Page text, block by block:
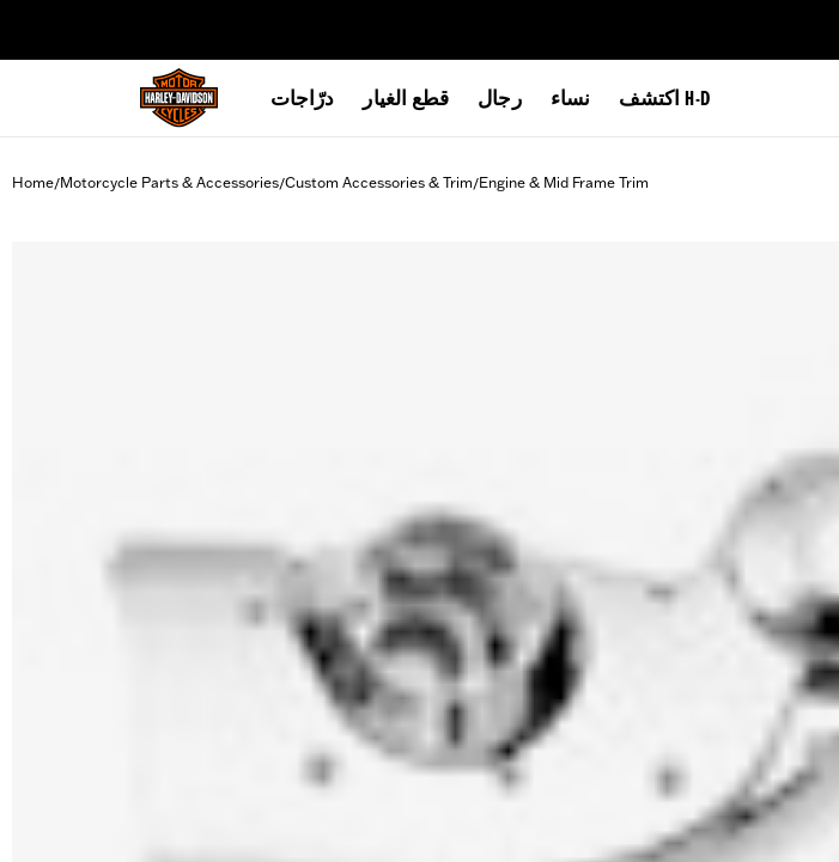
درّاجات قطع الغيار رجال نساء اكتشف H-D
Home/Motorcycle Parts & Accessories/Custom Accessories & Trim/Engine & Mid Frame Trim